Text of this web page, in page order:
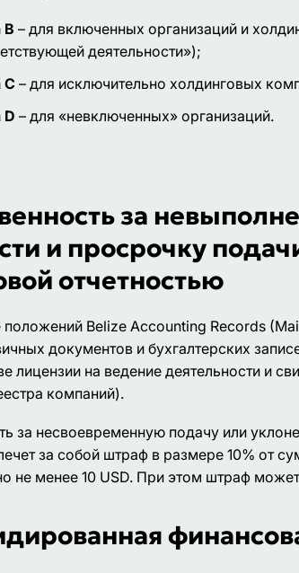
– для включенных организаций и
деятельности»);
С – для исключительно холдинговых
– для «невключенных» организаций.
за
и просрочку
отчетностью
Belize Accounting Records
документов и бухгалтерских
лицензии на ведение деятельности и
компаний).
за несвоевременную подачу или
за собой штраф в размере 10% от
не менее 10 USD. При этом штраф